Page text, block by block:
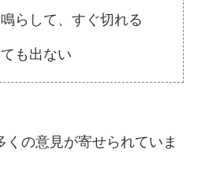
らして、すぐ切れる
も出ない
くの意見が寄せられていま